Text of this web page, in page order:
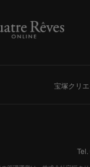
宝塚クリ